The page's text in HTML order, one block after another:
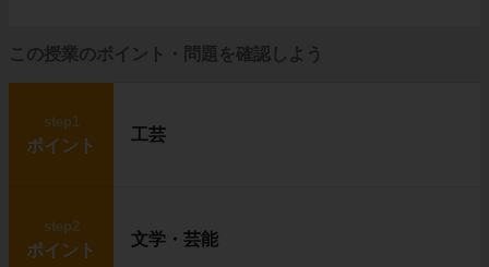
この授業のポイント・問題を確認しよう
step1
ポイント
工芸
step2
ポイント
文学・芸能